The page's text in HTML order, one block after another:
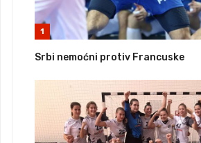
1
Srbi nemoćni protiv Francuske